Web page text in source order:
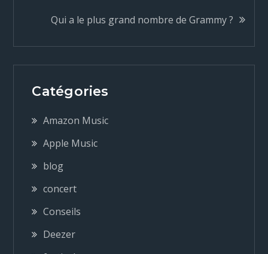
v
g
a
t
o
Qui a le plus grand nombre de Grammy ?
Catégories
Amazon Music
Apple Music
blog
concert
Conseils
Deezer